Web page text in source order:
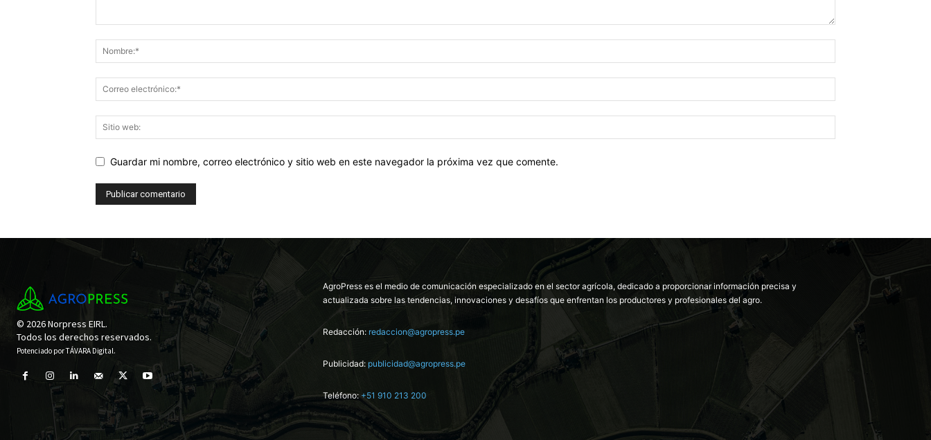
Guardar mi nombre, correo electrónico y sitio web en este navegador la próxima vez que comente.
© 2026 Norpress EIRL.
Todos los derechos reservados.
Potenciado porTÁVARA Digital.
AgroPress es el medio de comunicación especializado en el sector agrícola, dedicado a proporcionar información precisa y
actualizada sobre las tendencias, innovaciones y desafíos que enfrentan los productores y profesionales del agro.
Redacción: redaccion@agropress.pe
Publicidad: publicidad@agropress.pe
Teléfono: +51 910 213 200